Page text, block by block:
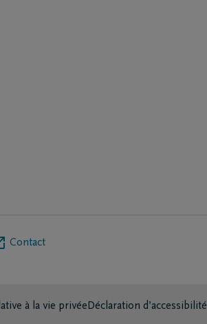
Contact
à la vie privéeDéclaration d’accessibilité